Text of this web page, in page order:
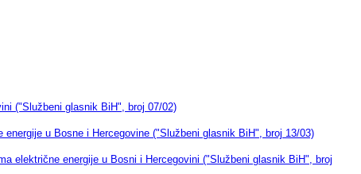
("Službeni glasnik BiH", broj 07/02)
u Bosne i Hercegovine ("Službeni glasnik BiH", broj 13/03)
električne energije u Bosni i Hercegovini ("Službeni glasnik BiH", broj